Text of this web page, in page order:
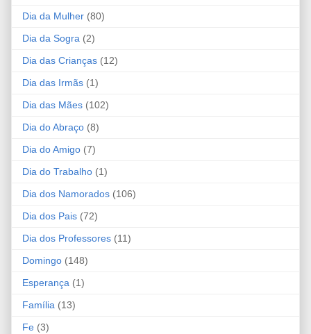
Dia da Mulher (80)
Dia da Sogra (2)
Dia das Crianças (12)
Dia das Irmãs (1)
Dia das Mães (102)
Dia do Abraço (8)
Dia do Amigo (7)
Dia do Trabalho (1)
Dia dos Namorados (106)
Dia dos Pais (72)
Dia dos Professores (11)
Domingo (148)
Esperança (1)
Família (13)
Fe (3)